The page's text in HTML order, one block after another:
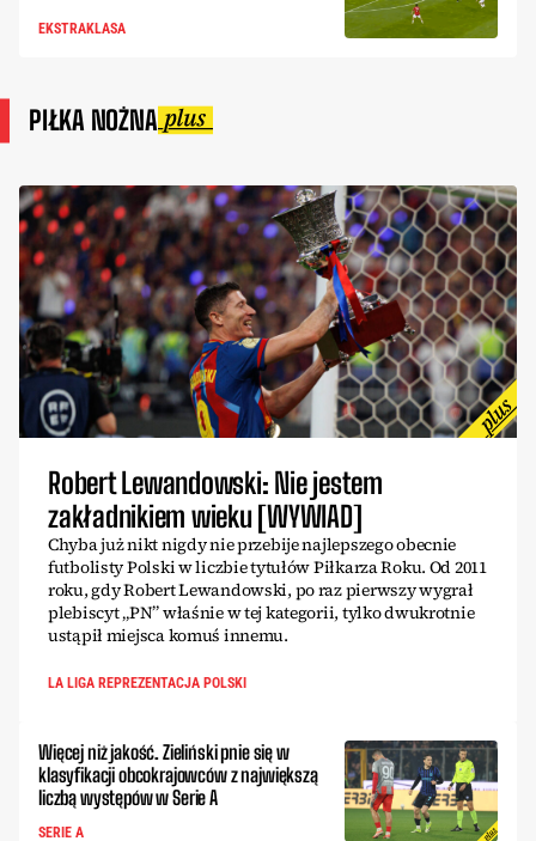
EKSTRAKLASA
PIŁKA NOŻNA
Robert Lewandowski: Nie jestem
zakładnikiem wieku [WYWIAD]
Chyba już nikt nigdy nie przebije najlepszego obecnie
futbolisty Polski w liczbie tytułów Piłkarza Roku. Od 2011
roku, gdy Robert Lewandowski, po raz pierwszy wygrał
plebiscyt „PN” właśnie w tej kategorii, tylko dwukrotnie
ustąpił miejsca komuś innemu.
LA LIGA REPREZENTACJA POLSKI
Więcej niż jakość. Zieliński pnie się w
klasyfikacji obcokrajowców z największą
liczbą występów w Serie A
SERIE A